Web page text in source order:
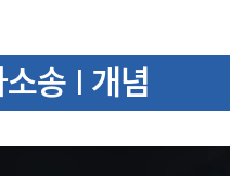
송 | 개념